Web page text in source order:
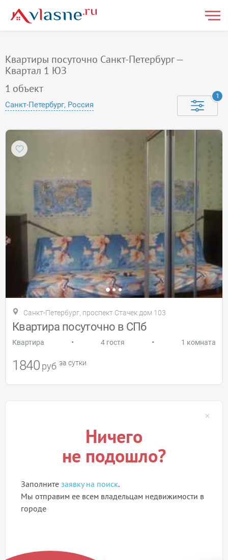
Квартиры посуточно Санкт-Петербург —
Квартал 1 ЮЗ
1 объект
Санкт-Петербург, Россия
1
Санкт-Петербург, проспект Стачек дом 103
Квартира посуточно в СПб
Квартира • 4 гостя • 1 комната
1840 руб за сутки
Ничего
не подошло?
Заполните заявку на поиск.
Мы отправим ее всем владельцам недвижимости в
городе